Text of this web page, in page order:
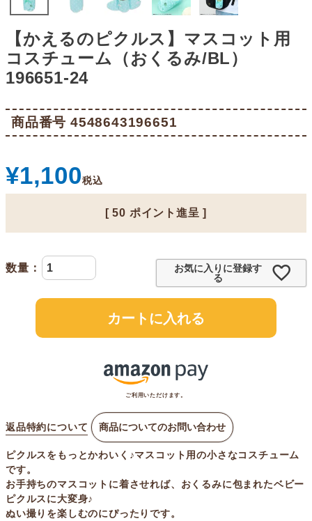
【かえるのピクルス】マスコット用
コスチューム（おくるみ/BL）
196651-24
商品番号 4548643196651
¥1,100税込
[ 50 ポイント進呈 ]
お気に入りに登録す
る
カートに入れる
ご利用いただけます。
返品特約について 商品についてのお問い合わせ
ピクルスをもっとかわいく♪マスコット用の小さなコスチューム
です。
お手持ちのマスコットに着させれば、おくるみに包まれたベビー
ピクルスに大変身♪
ぬい撮りを楽しむのにぴったりです。